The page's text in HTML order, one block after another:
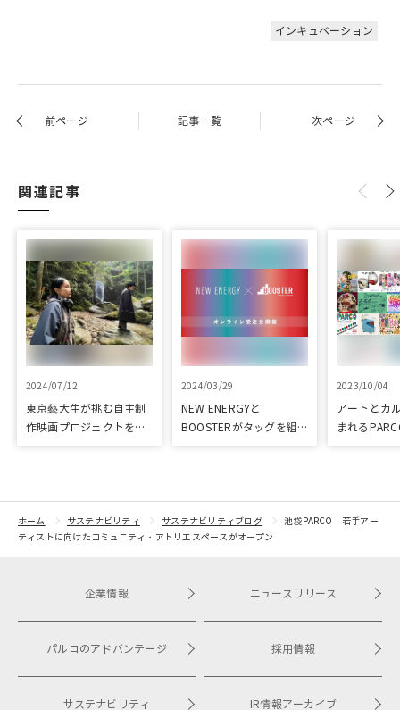
インキュベーション
前ページ 記事一覧 次ページ
関連記事
2024/07/12
東京藝大生が挑む自主制
作映画プロジェクトをク
2024/03/29
NEW ENERGYと
BOOSTERがタッグを組
2023/10/04
アートとカ
まれる
ホーム サステナビリティ サステナビリティブログ
池袋PARCO 若手アー
ティストに向けたコミュニティ・アトリエスペースがオープン
企業情報
パルコのアドバンテージ
サステナビリティ
ニュースリリース
採用情報
IR情報アーカイブ